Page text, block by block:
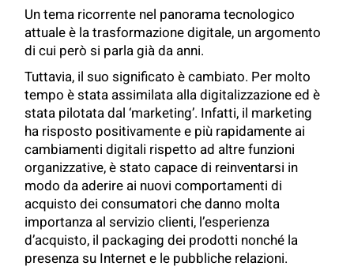
Un tema ricorrente nel panorama tecnologico
attuale è la trasformazione digitale, un argomento
di cui però si parla già da anni.
Tuttavia, il suo significato è cambiato. Per molto
tempo è stata assimilata alla digitalizzazione ed è
stata pilotata dal ‘marketing’. Infatti, il marketing
ha risposto positivamente e più rapidamente ai
cambiamenti digitali rispetto ad altre funzioni
organizzative, è stato capace di reinventarsi in
modo da aderire ai nuovi comportamenti di
acquisto dei consumatori che danno molta
importanza al servizio clienti, l’esperienza
d’acquisto, il packaging dei prodotti nonché la
presenza su Internet e le pubbliche relazioni.